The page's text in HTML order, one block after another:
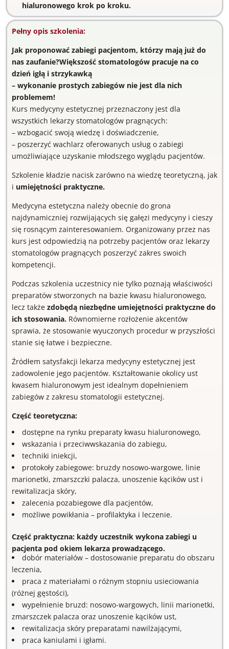
hialuronowego krok po kroku.
Pełny opis szkolenia:
Jak proponować zabiegi pacjentom, którzy mają już do
nas zaufanie?Większość stomatologów pracuje na co
dzień igłą i strzykawką
– wykonanie prostych zabiegów nie jest dla nich
problemem!
Kurs medycyny estetycznej przeznaczony jest dla
wszystkich lekarzy stomatologów pragnących:
– wzbogacić swoją wiedzę i doświadczenie,
– poszerzyć wachlarz oferowanych usług o zabiegi
umożliwiające uzyskanie młodszego wyglądu pacjentów.
Szkolenie kładzie nacisk zarówno na wiedzę teoretyczną, jak
i umiejętności praktyczne.
Medycyna estetyczna należy obecnie do grona
najdynamiczniej rozwijających się gałęzi medycyny i cieszy
się rosnącym zainteresowaniem. Organizowany przez nas
kurs jest odpowiedzią na potrzeby pacjentów oraz lekarzy
stomatologów pragnących poszerzyć zakres swoich
kompetencji.
Podczas szkolenia uczestnicy nie tylko poznają właściwości
preparatów stworzonych na bazie kwasu hialuronowego,
lecz także zdobędą niezbędne umiejętności praktyczne do
ich stosowania.Równomierne rozłożenie akcentów
sprawia, że stosowanie wyuczonych procedur w przyszłości
stanie się łatwe i bezpieczne.
Źródłem satysfakcji lekarza medycyny estetycznej jest
zadowolenie jego pacjentów. Kształtowanie okolicy ust
kwasem hialuronowym jest idealnym dopełnieniem
zabiegów z zakresu stomatologii estetycznej.
Część teoretyczna:
dostępne na rynku preparaty kwasu hialuronowego,
wskazania i przeciwwskazania do zabiegu,
techniki iniekcji,
protokoły zabiegowe: bruzdy nosowo-wargowe, linie
marionetki, zmarszczki palacza, unoszenie kącików ust i
rewitalizacja skóry,
zalecenia pozabiegowe dla pacjentów,
możliwe powikłania – profilaktyka i leczenie.
Część praktyczna: każdy uczestnik wykona zabiegi u
pacjenta pod okiem lekarza prowadzącego.
dobór materiałów – dostosowanie preparatu do obszaru
leczenia,
praca z materiałami o różnym stopniu usieciowania
(różnej gęstości),
wypełnienie bruzd: nosowo-wargowych, linii marionetki,
zmarszczek palacza oraz unoszenie kącików ust,
rewitalizacja skóry preparatami nawilżającymi,
praca kaniulami i igłami.